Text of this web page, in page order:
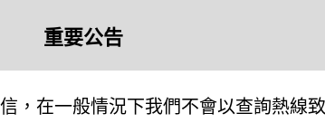
重要公告
，在一般情況下我們不會以查詢熱線